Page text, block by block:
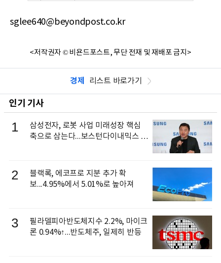
sglee640@beyondpost.co.kr
<저작권자 © 비욘드포스트, 무단 전재 및 재배포 금지>
경제 리스트 바로가기
인기 기사
1
삼성전자, 로봇 사업 미래성장 핵심
축으로 삼는다...보스턴다이내믹스 출
2
블랙록, 에코프로 지분 추가 확
보...4.95%에서 5.01%로 높아져
3
필라델피아반도체지수 2.2%, 마이크
론 0.94%↑...반도체주, 일제히 반등